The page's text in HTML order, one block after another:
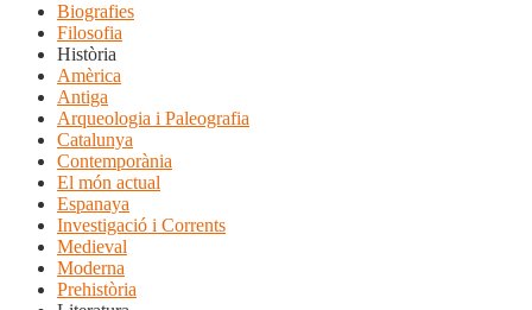
Biografies
Filosofia
Història
Amèrica
Antiga
Arqueologia i Paleografia
Catalunya
Contemporània
El món actual
Espanaya
Investigació i Corrents
Medieval
Moderna
Prehistòria